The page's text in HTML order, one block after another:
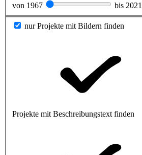
von 1967 bis 2021
nur Projekte mit Bildern finden
Projekte mit Beschreibungstext finden